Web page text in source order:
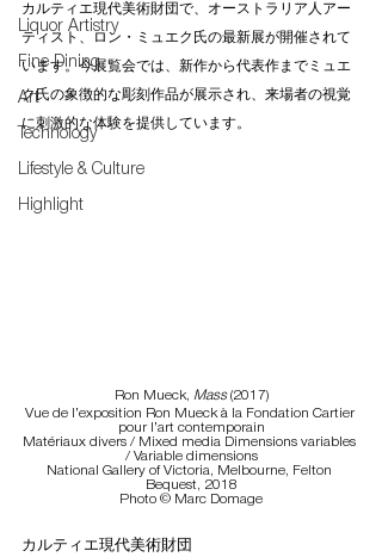
Liquor Artistry
Fine Dining
Art
Technology
Lifestyle & Culture
Highlight
カルティエ現代美術財団で、オーストラリア人アー
ティスト、ロン・ミュエク氏の最新展が開催されて
います。今展覧会では、新作から代表作までミュエ
ク氏の象徴的な彫刻作品が展示され、来場者の視覚
に刺激的な体験を提供しています。
Ron Mueck, Mass (2017)
Vue de l’exposition Ron Mueck à la Fondation Cartier
pour l’art contemporain
Matériaux divers / Mixed media Dimensions variables
/ Variable dimensions
National Gallery of Victoria, Melbourne, Felton
Bequest, 2018
Photo © Marc Domage
カルティエ現代美術財団